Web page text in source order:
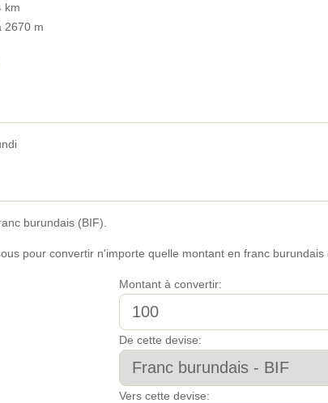
km
2670 m
burundais (BIF).
pour convertir n'importe quelle montant en franc
Montant à convertir:
De cette devise:
Vers cette devise: